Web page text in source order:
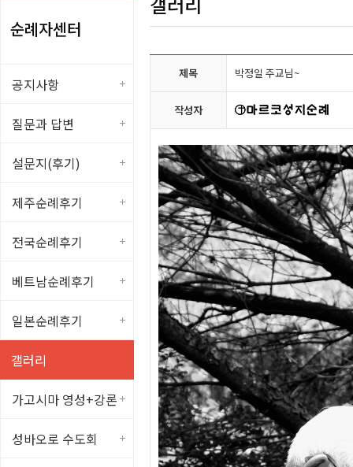
순례자센터
공지사항
질문과 답변
설문지(후기)
제주순례후기
전국순례후기
베트남순례후기
일본순례후기
갤러리
가고시마 영성+강론
성바오로 수도회
제목 박정일 주교님~
작성자